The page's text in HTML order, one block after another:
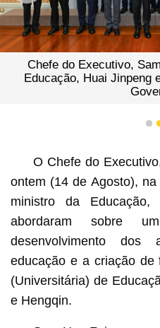
Fai, o ministro da
na Sede do
1
O Chefe do
ontem (14 de Agosto),
ministro da
abordaram sobre
desenvolvimento
educação e a criação de
(Universitária) de
e Hengqin.